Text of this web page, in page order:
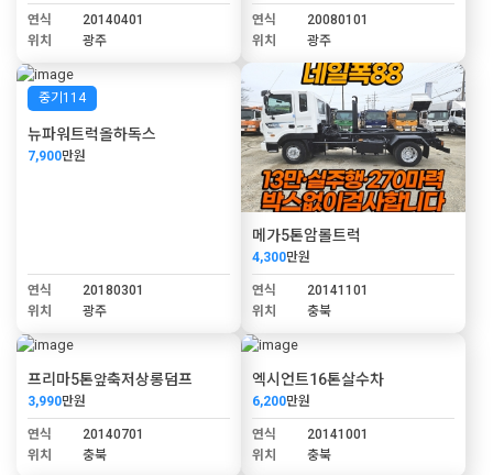
연식
20140401
위치
광주
연식
20080101
위치
광주
중기114
뉴파워트럭올하독스
7,900만원
연식
20180301
위치
광주
메가5톤암롤트럭
4,300만원
연식
20141101
위치
충북
프리마5톤앞축저상롱덤프
3,990만원
연식
20140701
위치
충북
엑시언트16톤살수차
6,200만원
연식
20141001
위치
충북